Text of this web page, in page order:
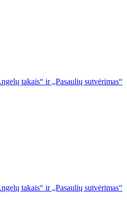
takais“ ir „Pasaulių sutvėrimas“
takais“ ir „Pasaulių sutvėrimas“